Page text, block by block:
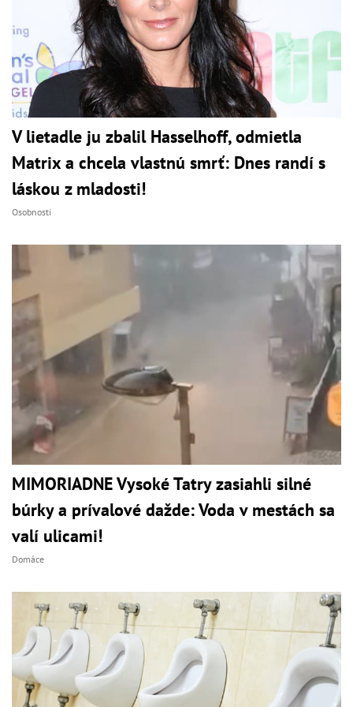
V lietadle ju zbalil Hasselhoff, odmietla
Matrix a chcela vlastnú smrť: Dnes randí s
láskou z mladosti!
Osobnosti
MIMORIADNE Vysoké Tatry zasiahli silné
búrky a prívalové dažde: Voda v mestách sa
valí ulicami!
Domáce